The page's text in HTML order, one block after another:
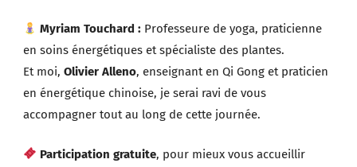
Myriam Touchard : Professeure de yoga, praticienne
en soins énergétiques et spécialiste des plantes.
Et moi, Olivier Alleno, enseignant en Qi Gong et praticien
en énergétique chinoise, je serai ravi de vous
accompagner tout au long de cette journée.
Participation gratuite, pour mieux vous accueillir